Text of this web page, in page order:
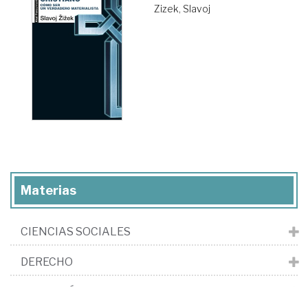
Zizek, Slavoj
Materias
CIENCIAS SOCIALES
DERECHO